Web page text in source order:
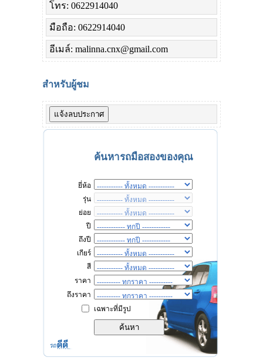
โทร: 0622914040
มือถือ: 0622914040
อีเมล์: malinna.cnx@gmail.com
สำหรับผู้ชม
ค้นหารถมือสองของคุณ
ยี่ห้อ
รุ่น
ย่อย
ปี
ถึงปี
เกียร์
สี
ราคา
ถึงราคา
เฉพาะที่มีรูป